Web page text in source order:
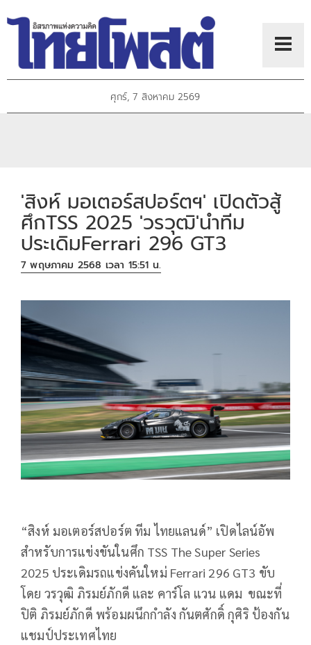
ศุกร์, 7 สิงหาคม 2569
'สิงห์ มอเตอร์สปอร์ตฯ' เปิดตัวสู้
ศึกTSS 2025 'วรวุฒิ'นำทีม
ประเดิมFerrari 296 GT3
7 พฤษภาคม 2568 เวลา 15:51 น.
“สิงห์ มอเตอร์สปอร์ต ทีม ไทยแลนด์” เปิดไลน์อัพ
สำหรับการแข่งขันในศึก TSS The Super Series
2025 ประเดิมรถแข่งคันใหม่ Ferrari 296 GT3 ขับ
โดย วรวุฒิ ภิรมย์ภักดี และ คาร์โล แวน แดม ขณะที่
ปิติ ภิรมย์ภักดี พร้อมผนึกกำลัง กันตศักดิ์ กุศิริ ป้องกัน
แชมป์ประเทศไทย